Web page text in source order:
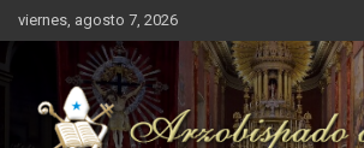
Saltar
al
contenido
viernes, agosto 7, 2026